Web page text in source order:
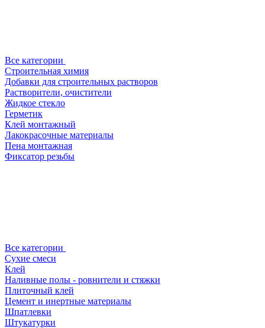
Все категории
Строительная химия
Добавки для строительных растворов
Растворители, очистители
Жидкое стекло
Герметик
Клей монтажный
Лакокрасочные материалы
Пена монтажная
Фиксатор резьбы
Все категории
Сухие смеси
Клей
Наливные полы - ровнители и стяжки
Плиточный клей
Цемент и инертные материалы
Шпатлевки
Штукатурки